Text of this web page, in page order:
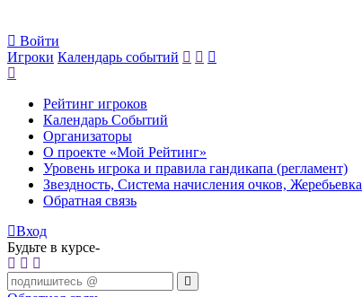
Войти
Игроки Календарь событий
Рейтинг игроков
Календарь Событий
Организаторы
О проекте «Мой Рейтинг»
Уровень игрока и правила гандикапа (регламент)
Звездность, Система начисления очков, Жеребьевка
Обратная связь
Вход
Будьте в курсе-